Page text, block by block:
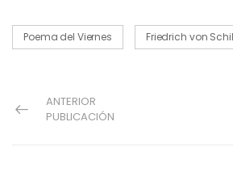
Poema del Viernes Friedrich von
ANTERIOR
PUBLICACIÓN